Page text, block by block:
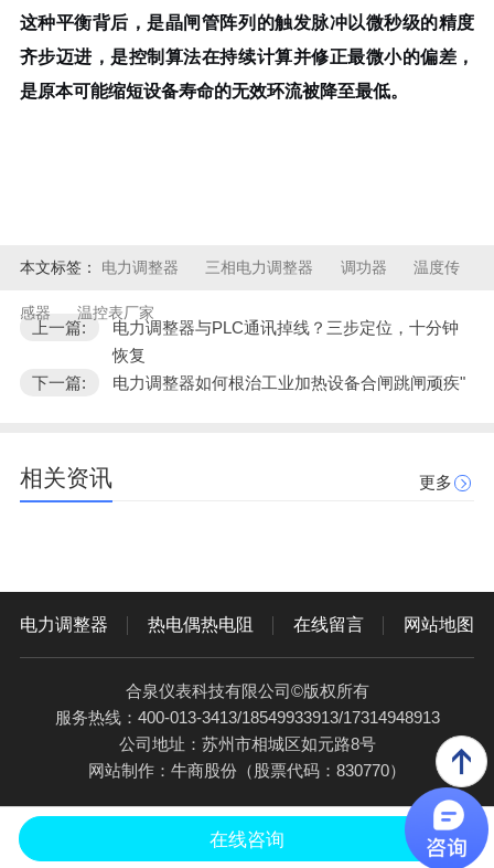
这种平衡背后，是晶闸管阵列的触发脉冲以微秒级的精度
齐步迈进，是控制算法在持续计算并修正最微小的偏差，
是原本可能缩短设备寿命的无效环流被降至最低。
本文标签： 电力调整器 三相电力调整器 调功器 温度传
感器 温控表厂家
上一篇:
电力调整器与PLC通讯掉线？三步定位，十分钟
恢复
下一篇:
电力调整器如何根治工业加热设备合闸跳闸顽疾"
相关资讯 更多
电力调整器 热电偶热电阻 在线留言 网站地图
合泉仪表科技有限公司©版权所有
服务热线：400-013-3413/18549933913/17314948913
公司地址：苏州市相城区如元路8号
网站制作： 牛商股份 （股票代码：830770）
产品中心 应用案例 关于合泉
在线咨询